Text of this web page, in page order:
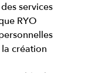
services
RYO
création